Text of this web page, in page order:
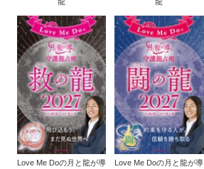
龍 龍
Love Me Doの月と龍が導
Love Me Doの月と龍が導